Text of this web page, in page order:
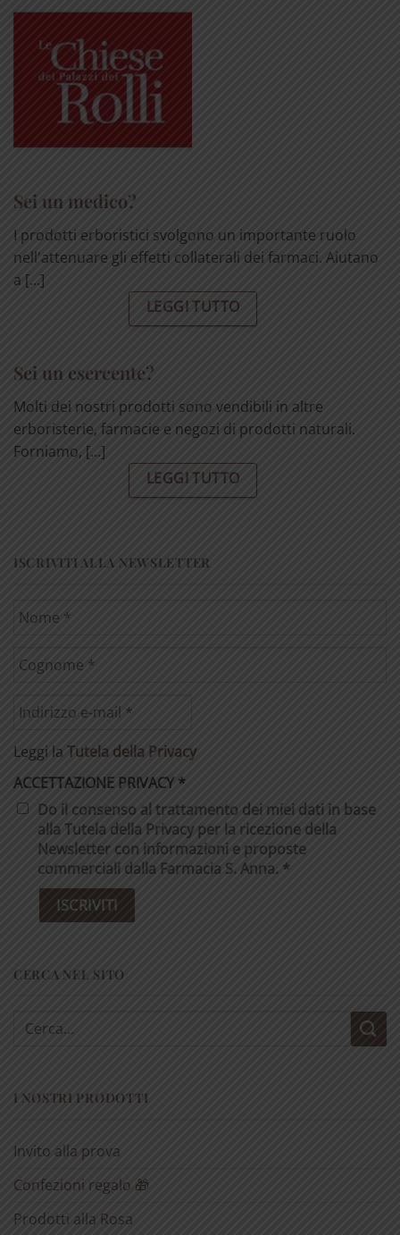
Sei un medico?
I prodotti erboristici svolgono un importante ruolo
nell'attenuare gli effetti collaterali dei farmaci. Aiutano
a [...]
LEGGI TUTTO
Sei un esercente?
Molti dei nostri prodotti sono vendibili in altre
erboristerie, farmacie e negozi di prodotti naturali.
Forniamo, [...]
LEGGI TUTTO
ISCRIVITI ALLA NEWSLETTER
Leggi la Tutela della Privacy
ACCETTAZIONE PRIVACY *
Do il consenso al trattamento dei miei dati in base
alla Tutela della Privacy per la ricezione della
Newsletter con informazioni e proposte
commerciali dalla Farmacia S. Anna. *
CERCA NEL SITO
Cerca:
I NOSTRI PRODOTTI
Invito alla prova
Confezioni regalo 🎁
Prodotti alla Rosa